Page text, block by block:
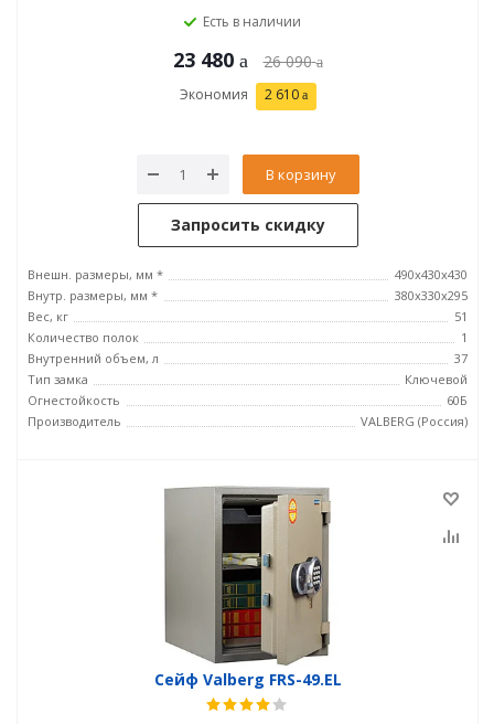
Есть в наличии
23 480 26 090
Экономия 2 610
В корзину
Запросить скидку
Внешн. размеры, мм *
490x430x430
Внутр. размеры, мм *
380x330x295
Вес, кг
51
Количество полок
1
Внутренний объем, л
37
Тип замка
Ключевой
Огнестойкость
60Б
Производитель
VALBERG (Россия)
Сейф Valberg FRS-49.EL